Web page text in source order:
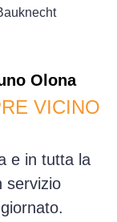
Olona
VICINO
e in tutta la
servizio